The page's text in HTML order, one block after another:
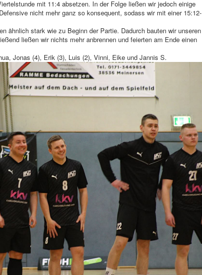
mit 11:4 absetzen. In der Folge ließen wir jedoch einige
nicht mehr ganz so konsequent, sodass wir mit einer 15:12-
ähnlich stark wie zu Beginn der Partie. Dadurch bauten wir unseren
ließen wir nichts mehr anbrennen und feierten am Ende einen
Jonas (4), Erik (3), Luis (2), Vinni, Eike und Jannis S.